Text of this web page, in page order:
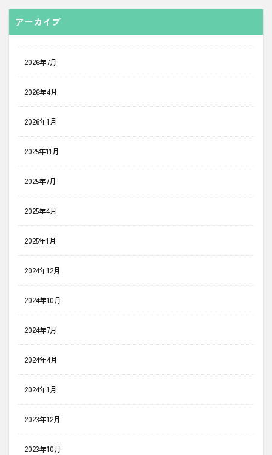
アーカイブ
2026年7月
2026年4月
2026年1月
2025年11月
2025年7月
2025年4月
2025年1月
2024年12月
2024年10月
2024年7月
2024年4月
2024年1月
2023年12月
2023年10月